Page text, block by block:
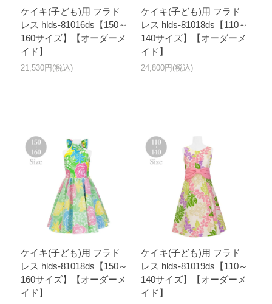
ケイキ(子ども)用 フラド
レス hlds-81016ds【150～
160サイズ】【オーダーメ
イド】
21,530円(税込)
ケイキ(子ども)用 フラド
レス hlds-81018ds【110～
140サイズ】【オーダーメ
イド】
24,800円(税込)
ケイキ(子ども)用 フラド
レス hlds-81018ds【150～
160サイズ】【オーダーメ
イド】
ケイキ(子ども)用 フラド
レス hlds-81019ds【110～
140サイズ】【オーダーメ
イド】